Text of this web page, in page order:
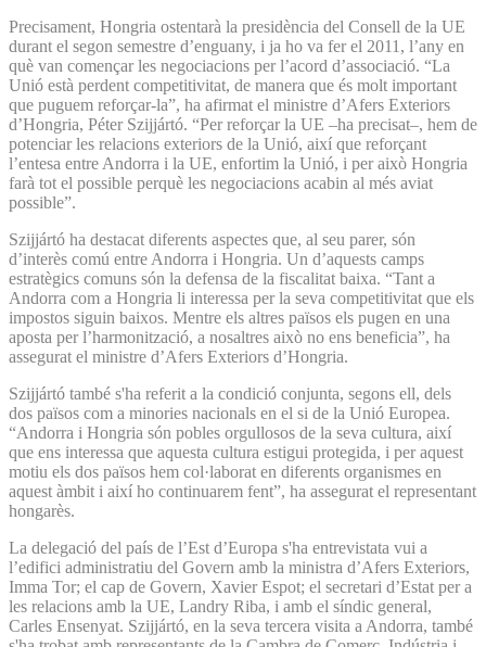
Precisament, Hongria ostentarà la presidència del Consell de la UE
durant el segon semestre d’enguany, i ja ho va fer el 2011, l’any en
què van començar les negociacions per l’acord d’associació. “La
Unió està perdent competitivitat, de manera que és molt important
que puguem reforçar-la”, ha afirmat el ministre d’Afers Exteriors
d’Hongria, Péter Szijjártó. “Per reforçar la UE –ha precisat–, hem de
potenciar les relacions exteriors de la Unió, així que reforçant
l’entesa entre Andorra i la UE, enfortim la Unió, i per això Hongria
farà tot el possible perquè les negociacions acabin al més aviat
possible”.
Szijjártó ha destacat diferents aspectes que, al seu parer, són
d’interès comú entre Andorra i Hongria. Un d’aquests camps
estratègics comuns són la defensa de la fiscalitat baixa. “Tant a
Andorra com a Hongria li interessa per la seva competitivitat que els
impostos siguin baixos. Mentre els altres països els pugen en una
aposta per l’harmonització, a nosaltres això no ens beneficia”, ha
assegurat el ministre d’Afers Exteriors d’Hongria.
Szijjártó també s'ha referit a la condició conjunta, segons ell, dels
dos països com a minories nacionals en el si de la Unió Europea.
“Andorra i Hongria són pobles orgullosos de la seva cultura, així
que ens interessa que aquesta cultura estigui protegida, i per aquest
motiu els dos països hem col·laborat en diferents organismes en
aquest àmbit i així ho continuarem fent”, ha assegurat el representant
hongarès.
La delegació del país de l’Est d’Europa s'ha entrevistata vui a
l’edifici administratiu del Govern amb la ministra d’Afers Exteriors,
Imma Tor; el cap de Govern, Xavier Espot; el secretari d’Estat per a
les relacions amb la UE, Landry Riba, i amb el síndic general,
Carles Ensenyat. Szijjártó, en la seva tercera visita a Andorra, també